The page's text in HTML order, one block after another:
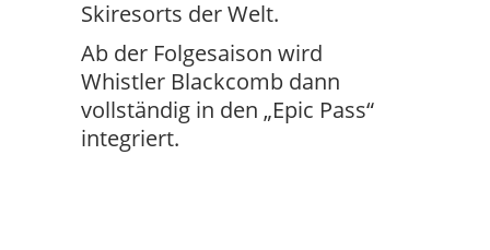
Skiresorts der Welt.
Ab der Folgesaison wird
Whistler Blackcomb dann
vollständig in den „Epic Pass“
integriert.